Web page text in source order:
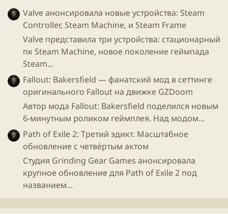
- Вы чувствуете давление при работе над
даже не смотря на отсутствие издателя?
Конечно я не работаю по 100 часов в неделю, но я
делаю то, что люблю. Если я не работаю надStar
Citizen, я читаю различные игровые сайты и играю в
игры. Мы стараемся улучшить баланс между
работой и личной жизнью. Конечно часто
происходит так, что сотрудники засиживаются на
работе до позднего времени, но обычно удается
уложиться в 40 часов в неделю с 9 до 18.
Есть две группы людей, которые страдают больше
всех, это тестеры и те, кто выпускают релизы. Когда
кодеры закончили работу, тестеры должны все
проверить, а релизеры подготовить выпуск. Они
часто задерживаются на работе, но поэтому мы
позволяем им приходить позже с утра. И конечно
Valve анонсировала новые устройства: Steam
Controller, Steam Machine, и Steam Frame
Valve представила три устройства: стационарный
пк Steam Machine, новое поколение геймпада
Steam...
Fallout: Bakersfield — фанатский мод в сеттинге
оригинального Fallout на движке GZDoom
Автор мода Fallout: Bakersfield поделился новым
6-минутным роликом геймплея. Над модом...
Path of Exile 2: Третий эдикт. Масштабное
обновление с четвёртым актом
Студия Grinding Gear Games анонсировала
крупное обновление для Path of Exile 2 под
названием...